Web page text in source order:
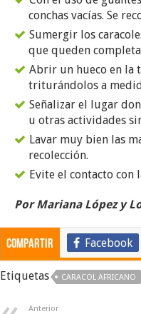
conchas vacías. Se
Sumergir los
que queden
Abrir un hueco en la
triturándolos a
Señalizar el lugar
u otras actividades
Lavar muy bien las
recolección.
Evite el contacto con
Por Mariana López y
Compartir Facebook
Etiquetas CARACOL AFRICANO
Anterior